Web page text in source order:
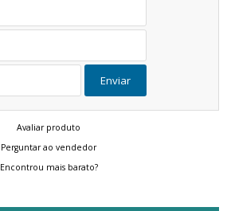
Enviar
Avaliar produto
Perguntar ao vendedor
Encontrou mais barato?